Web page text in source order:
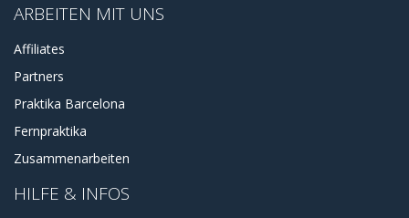
ARBEITEN MIT UNS
Affiliates
Partners
Praktika Barcelona
Fernpraktika
Zusammenarbeiten
HILFE & INFOS